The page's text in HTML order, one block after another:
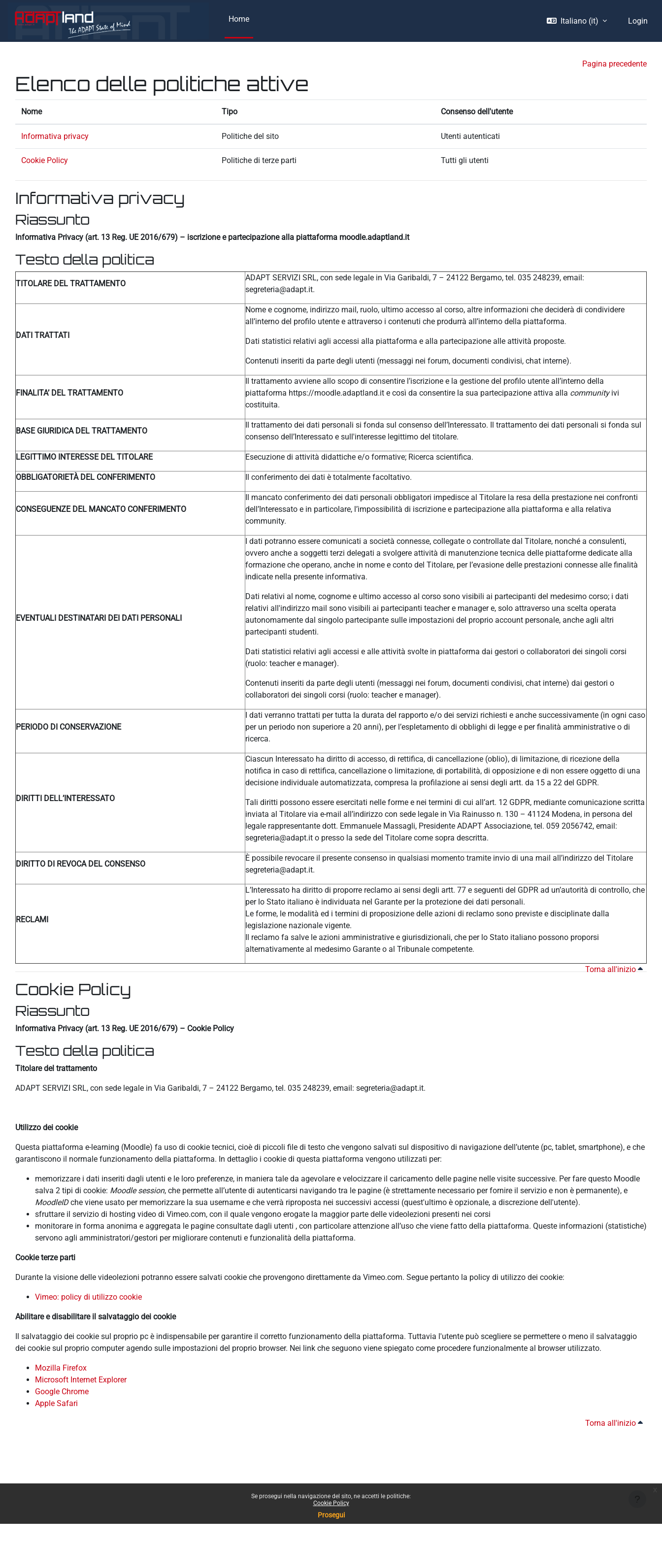
Se prosegui nella navigazione del sito, ne accetti le politiche:
Cookie Policy
Prosegui
Home Italiano ‎(it)‎ Login
Pagina precedente
Elenco delle politiche attive
Nome Tipo Consenso dell'utente
Informativa privacy Politiche del sito Utenti autenticati
Cookie Policy Politiche di terze parti Tutti gli utenti
Informativa privacy
Riassunto
Informativa Privacy (art. 13 Reg. UE 2016/679) – iscrizione e partecipazione alla piattaforma moodle.adaptland.it
Testo della politica
TITOLARE DEL TRATTAMENTO
ADAPT SERVIZI SRL, con sede legale in Via Garibaldi, 7 – 24122 Bergamo, tel. 035 248239, email:
segreteria@adapt.it.
DATI TRATTATI
Nome e cognome, indirizzo mail, ruolo, ultimo accesso al corso, altre informazioni che deciderà di condividere
all’interno del profilo utente e attraverso i contenuti che produrrà all’interno della piattaforma.
Dati statistici relativi agli accessi alla piattaforma e alla partecipazione alle attività proposte.
Contenuti inseriti da parte degli utenti (messaggi nei forum, documenti condivisi, chat interne).
FINALITA’ DEL TRATTAMENTO
Il trattamento avviene allo scopo di consentire l’iscrizione e la gestione del profilo utente all’interno della
piattaforma https://moodle.adaptland.it e così da consentire la sua partecipazione attiva alla communityivi
costituita.
BASE GIURIDICA DEL TRATTAMENTO
Il trattamento dei dati personali si fonda sul consenso dell’Interessato. Il trattamento dei dati personali si fonda sul
consenso dell’Interessato e sull'interesse legittimo del titolare.
LEGITTIMO INTERESSE DEL TITOLARE Esecuzione di attività didattiche e/o formative; Ricerca scientifica.
OBBLIGATORIETÀ DEL CONFERIMENTO Il conferimento dei dati è totalmente facoltativo.
CONSEGUENZE DEL MANCATO CONFERIMENTO
Il mancato conferimento dei dati personali obbligatori impedisce al Titolare la resa della prestazione nei confronti
dell’Interessato e in particolare, l’impossibilità di iscrizione e partecipazione alla piattaforma e alla relativa
community.
EVENTUALI DESTINATARI DEI DATI PERSONALI
I dati potranno essere comunicati a società connesse, collegate o controllate dal Titolare, nonché a consulenti,
ovvero anche a soggetti terzi delegati a svolgere attività di manutenzione tecnica delle piattaforme dedicate alla
formazione che operano, anche in nome e conto del Titolare, per l’evasione delle prestazioni connesse alle finalità
indicate nella presente informativa.
Dati relativi al nome, cognome e ultimo accesso al corso sono visibili ai partecipanti del medesimo corso; i dati
relativi all'indirizzo mail sono visibili ai partecipanti teacher e manager e, solo attraverso una scelta operata
autonomamente dal singolo partecipante sulle impostazioni del proprio account personale, anche agli altri
partecipanti studenti.
Dati statistici relativi agli accessi e alle attività svolte in piattaforma dai gestori o collaboratori dei singoli corsi
(ruolo: teacher e manager).
Contenuti inseriti da parte degli utenti (messaggi nei forum, documenti condivisi, chat interne) dai gestori o
collaboratori dei singoli corsi (ruolo: teacher e manager).
PERIODO DI CONSERVAZIONE
I dati verranno trattati per tutta la durata del rapporto e/o dei servizi richiesti e anche successivamente (in ogni caso
per un periodo non superiore a 20 anni), per l’espletamento di obblighi di legge e per finalità amministrative o di
ricerca.
DIRITTI DELL’INTERESSATO
Ciascun Interessato ha diritto di accesso, di rettifica, di cancellazione (oblio), di limitazione, di ricezione della
notifica in caso di rettifica, cancellazione o limitazione, di portabilità, di opposizione e di non essere oggetto di una
decisione individuale automatizzata, compresa la profilazione ai sensi degli artt. da 15 a 22 del GDPR.
Tali diritti possono essere esercitati nelle forme e nei termini di cui all’art. 12 GDPR, mediante comunicazione scritta
inviata al Titolare via e-mail all’indirizzo con sede legale in Via Rainusso n. 130 – 41124 Modena, in persona del
legale rappresentante dott. Emmanuele Massagli, Presidente ADAPT Associazione, tel. 059 2056742, email:
segreteria@adapt.it o presso la sede del Titolare come sopra descritta.
DIRITTO DI REVOCA DEL CONSENSO
È possibile revocare il presente consenso in qualsiasi momento tramite invio di una mail all’indirizzo del Titolare
segreteria@adapt.it.
RECLAMI
L’Interessato ha diritto di proporre reclamo ai sensi degli artt. 77 e seguenti del GDPR ad un’autorità di controllo, che
per lo Stato italiano è individuata nel Garante per la protezione dei dati personali.
Le forme, le modalità ed i termini di proposizione delle azioni di reclamo sono previste e disciplinate dalla
legislazione nazionale vigente.
Il reclamo fa salve le azioni amministrative e giurisdizionali, che per lo Stato italiano possono proporsi
alternativamente al medesimo Garante o al Tribunale competente.
Torna all'inizio
Cookie Policy
Riassunto
Informativa Privacy (art. 13 Reg. UE 2016/679) – Cookie Policy
Testo della politica
Titolare del trattamento
ADAPT SERVIZI SRL, con sede legale in Via Garibaldi, 7 – 24122 Bergamo, tel. 035 248239, email: segreteria@adapt.it.
Utilizzo dei cookie
Questa piattaforma e-learning (Moodle) fa uso di cookie tecnici, cioè di piccoli file di testo che vengono salvati sul dispositivo di navigazione dell’utente (pc, tablet, smartphone), e che
garantiscono il normale funzionamento della piattaforma. In dettaglio i cookie di questa piattaforma vengono utilizzati per:
memorizzare i dati inseriti dagli utenti e le loro preferenze, in maniera tale da agevolare e velocizzare il caricamento delle pagine nelle visite successive. Per fare questo Moodle
salva 2 tipi di cookie: Moodle session, che permette all’utente di autenticarsi navigando tra le pagine (è strettamente necessario per fornire il servizio e non è permanente), e
MoodleIDche viene usato per memorizzare la sua username e che verrà riproposta nei successivi accessi (quest'ultimo è opzionale, a discrezione dell'utente).
sfruttare il servizio di hosting video di Vimeo.com, con il quale vengono erogate la maggior parte delle videolezioni presenti nei corsi
monitorare in forma anonima e aggregata le pagine consultate dagli utenti , con particolare attenzione all’uso che viene fatto della piattaforma. Queste informazioni (statistiche)
servono agli amministratori/gestori per migliorare contenuti e funzionalità della piattaforma.
Cookie terze parti
Durante la visione delle videolezioni potranno essere salvati cookie che provengono direttamente da Vimeo.com. Segue pertanto la policy di utilizzo dei cookie:
Vimeo: policy di utilizzo cookie
Abilitare e disabilitare il salvataggio dei cookie
Il salvataggio dei cookie sul proprio pc è indispensabile per garantire il corretto funzionamento della piattaforma. Tuttavia l'utente può scegliere se permettere o meno il salvataggio
dei cookie sul proprio computer agendo sulle impostazioni del proprio browser. Nei link che seguono viene spiegato come procedere funzionalmente al browser utilizzato.
Mozilla Firefox
Microsoft Internet Explorer
Google Chrome
Apple Safari
Torna all'inizio